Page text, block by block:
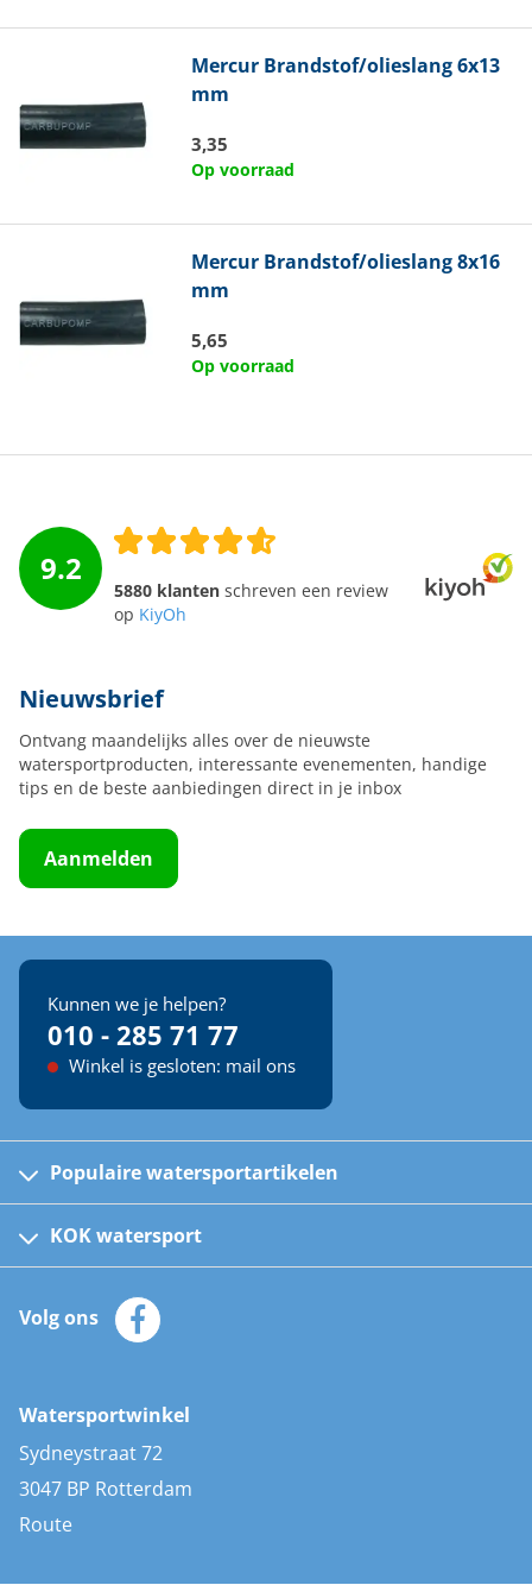
Mercur Brandstof/olieslang 6x13
mm
3,35
Op voorraad
Mercur Brandstof/olieslang 8x16
mm
5,65
Op voorraad
9.2
5880 klanten schreven een review
op KiyOh
Nieuwsbrief
Ontvang maandelijks alles over de nieuwste
watersportproducten, interessante evenementen, handige
tips en de beste aanbiedingen direct in je inbox
Aanmelden
Kunnen we je helpen?
010 - 285 71 77
Winkel is gesloten: mail ons
Populaire watersportartikelen
Kinder reddingsvesten
Automatische reddingsvesten
Zeilkleding
Zonnepanelen
AIS transponders
Stootwillen en fenders
Bootkussens
Zwemtrappen
KOK watersport
Klantenservice
Merken
Volg ons
Watersportwinkel
Sydneystraat 72
3047 BP Rotterdam
Route